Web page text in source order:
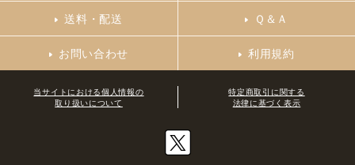
送料・配送 Ｑ＆Ａ
お問い合わせ 利用規約
当サイトにおける個人情報の
取り扱いについて
特定商取引に関する
法律に基づく表示